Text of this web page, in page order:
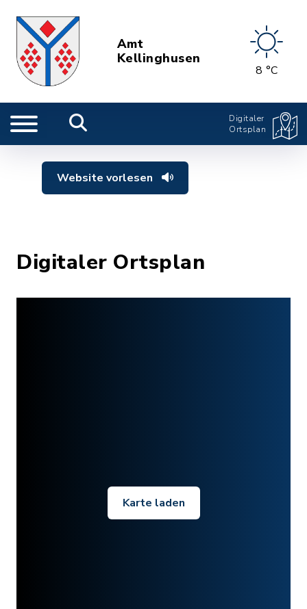
Amt
Kellinghusen
8 °C
Digitaler
Ortsplan
Website vorlesen
Digitaler Ortsplan
Karte laden